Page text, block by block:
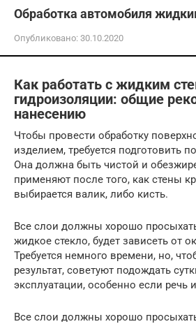
Обработка автомобиля
Опубликовано: 30.10.2020
Как работать с жидким
гидроизоляции: общие
нанесению
Чтобы провести обработку
изделием, требуется подготовить
Она должна быть чистой и
применяют после того, как стены
выбирается валик, либо кисть.
Все слои должны хорошо
жидкое стекло, будет зависеть от
Требуется немного времени, но,
результат, советуют подождать
эксплуатации, особенно если речь
Все слои должны хорошо